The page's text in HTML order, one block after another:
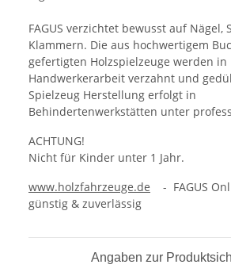
FAGUS verzichtet bewusst auf Nägel,
Klammern. Die aus hochwertigem
gefertigten Holzspielzeuge werden in
Handwerkerarbeit verzahnt und
Spielzeug Herstellung erfolgt in
Behindertenwerkstätten unter
ACHTUNG!
Nicht für Kinder unter 1 Jahr.
www.holzfahrzeuge.de - FAGUS
günstig & zuverlässig
Angaben zur